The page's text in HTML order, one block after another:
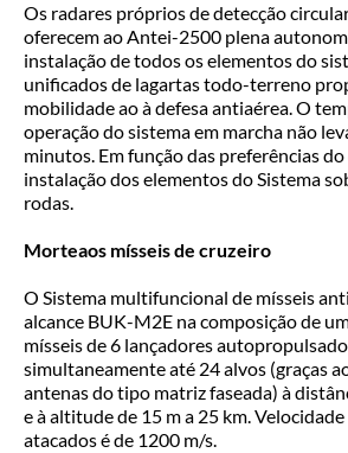
Os radares próprios de detecção
oferecem ao Antei-2500 plena
instalação de todos os elementos do
unificados de lagartas todo-terreno
mobilidade ao à defesa antiaérea. O
operação do sistema em marcha não
minutos. Em função das preferências
instalação dos elementos do Sistema
rodas.
Morteaos mísseis de cruzeiro
O Sistema multifuncional de mísseis
alcance BUK-M2E na composição de
mísseis de 6 lançadores
simultaneamente até 24 alvos (graças
antenas do tipo matriz faseada) à
e à altitude de 15 m a 25 km.
atacados é de 1200 m/s.